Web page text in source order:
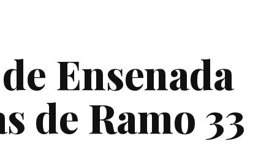
Ensenada
de Ramo 33